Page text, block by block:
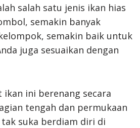
salah satu jenis ikan hias
semakin banyak
semakin baik untuk
juga sesuaikan dengan
ikan ini berenang secara
tengah dan permukaan
suka berdiam diri di